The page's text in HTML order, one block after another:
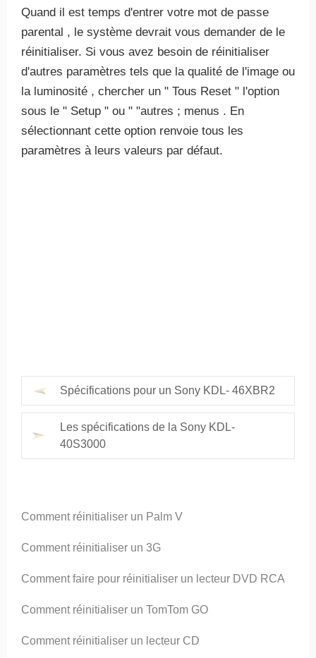
Quand il est temps d'entrer votre mot de passe
parental , le système devrait vous demander de le
réinitialiser. Si vous avez besoin de réinitialiser
d'autres paramètres tels que la qualité de l'image ou
la luminosité , chercher un " Tous Reset " l'option
sous le " Setup " ou " "autres ; menus . En
sélectionnant cette option renvoie tous les
paramètres à leurs valeurs par défaut.
Spécifications pour un Sony KDL- 46XBR2
Les spécifications de la Sony KDL-
40S3000
Comment réinitialiser un Palm V
Comment réinitialiser un 3G
Comment faire pour réinitialiser un lecteur DVD RCA
Comment réinitialiser un TomTom GO
Comment réinitialiser un lecteur CD